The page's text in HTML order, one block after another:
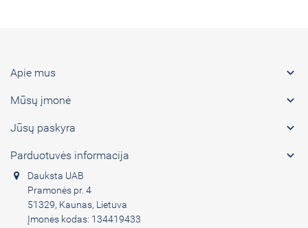
Apie mus 
Mūsų įmonė 
Jūsų paskyra 
Parduotuvės informacija 
Dauksta UAB
Pramonės pr. 4
51329, Kaunas, Lietuva
Įmonės kodas: 134419433